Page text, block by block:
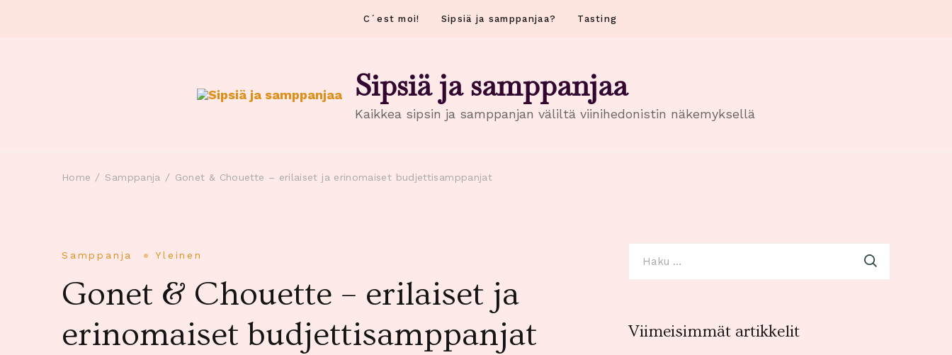
C´est moi! Sipsiä ja samppanjaa? Tasting
Sipsiä ja samppanjaa
Kaikkea sipsin ja samppanjan väliltä viinihedonistin näkemyksellä
Home Samppanja Gonet & Chouette – erilaiset ja erinomaiset budjettisamppanjat
Samppanja Yleinen
Gonet & Chouette – erilaiset ja
erinomaiset budjettisamppanjat
Viimeisimmät artikkelit